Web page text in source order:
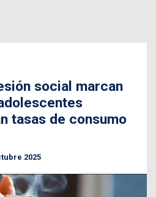
social marcan
tasas de consumo
2025